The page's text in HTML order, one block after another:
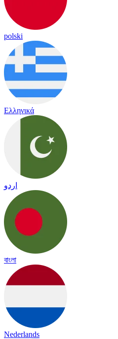
polski
Ελληνικά
اردو
বাংলা
Nederlands